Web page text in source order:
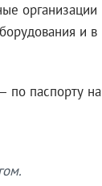
организации
и в
по паспорту на